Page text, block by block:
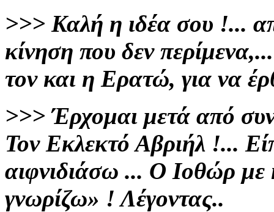
>>> Καλή η ιδέα σου !...
κίνηση που δεν
τον και η Ερατώ, για να
>>> Έρχομαι μετά από
Τον ΕκλεκτόΑβριήλ !...
αιφνιδιάσω ... Ο Ιοθώρ με
γνωρίζω» ! Λέγοντας..